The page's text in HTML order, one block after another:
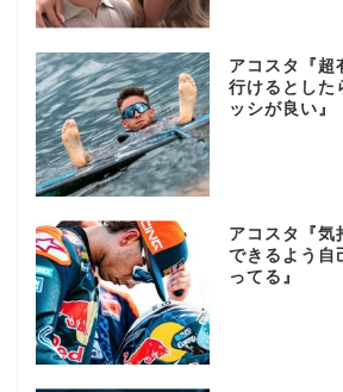
アコスタ『超
行けるとした
ッシが良い』
アコスタ『気
できるよう自
ってる』